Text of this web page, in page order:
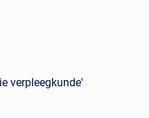
verpleegkunde'